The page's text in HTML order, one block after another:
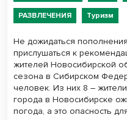
РАЗВЛЕЧЕНИЯ Туризм
Не дожидаться
прислушаться к
жителей Новосибирской
сезона в Сибирском
человек. Из них 8 –
города в Новосибирске
погода, а это опасность